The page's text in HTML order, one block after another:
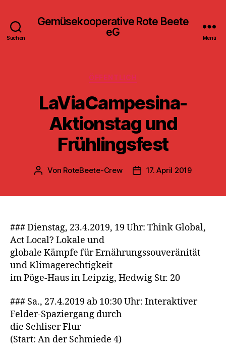
Suchen
Gemüsekooperative Rote Beete
eG
Menü
Kategorien
ÖFFENTLICH
LaViaCampesina-
Aktionstag und
Frühlingsfest
Beitragsautor
Von RoteBeete-Crew Veröffentlichungsdatum
17. April 2019
### Dienstag, 23.4.2019, 19 Uhr: Think Global,
Act Local? Lokale und
globale Kämpfe für Ernährungssouveränität
und Klimagerechtigkeit
im Pöge-Haus in Leipzig, Hedwig Str. 20
### Sa., 27.4.2019 ab 10:30 Uhr: Interaktiver
Felder-Spaziergang durch
die Sehliser Flur
(Start: An der Schmiede 4)